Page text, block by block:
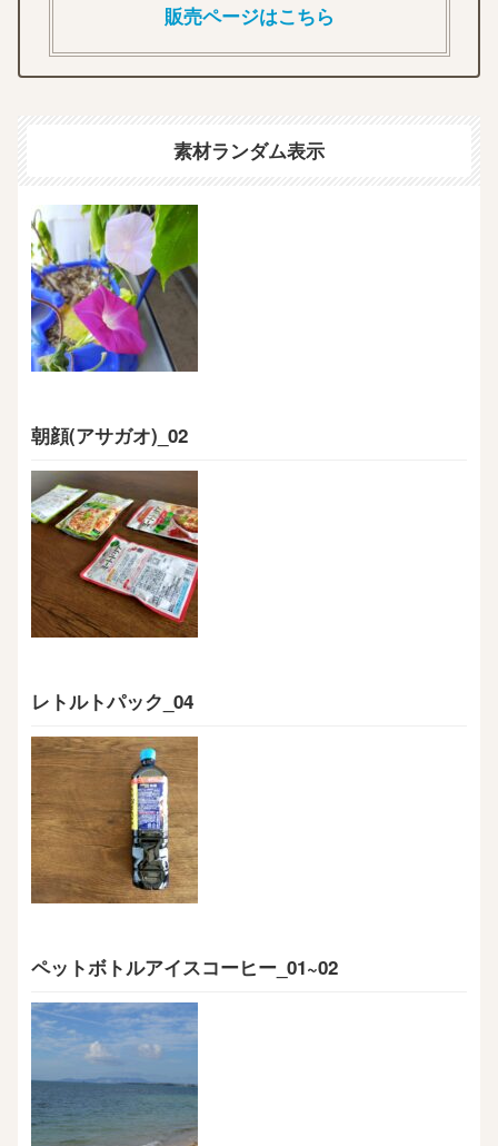
販売ページはこちら
素材ランダム表示
朝顔(アサガオ)_02
レトルトパック_04
ペットボトルアイスコーヒー_01~02